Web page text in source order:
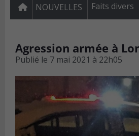
NOUVELLES Faits divers
Agression armée à
Publié le 7 mai 2021 à 22h05